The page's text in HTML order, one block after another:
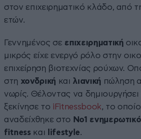
στον επιχειρηματικό κλάδο, από
ετών.
Γεννημένος σε επιχειρηματική
μικρός είχε ενεργό ρόλο στην
επιχείρηση βιοτεχνίας ρούχων.
στη χονδρική και λιανική πώληση
νωρίς. Θέλοντας να δημιουργήσει
ξεκίνησε το iFitnessbook, το
αναδείχθηκε στο Νο1 ενημερωτικό
fitnessκαι lifestyle.